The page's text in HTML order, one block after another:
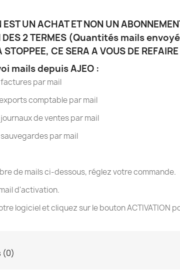
UN ACHAT ET NON UN
DES 2 TERMES (Quantités mails
STOPPEE, CE SERA A VOUS DE
mails depuis AJEO :
par mail
comptable par mail
de ventes par mail
par mail
de mails ci-dessous, réglez votre commande.
d'activation.
logiciel et cliquez sur le bouton ACTIVATION
(0)